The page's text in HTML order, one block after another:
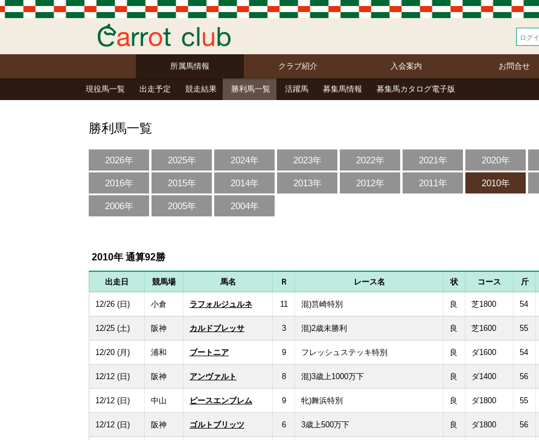
所属馬情報 クラブ紹介 入会案内 お問合せ
現役馬一覧 出走予定 競走結果 勝利馬一覧 活躍馬 募集馬情報 募集馬カタログ電子版
勝利馬一覧
2026年 2025年 2024年 2023年 2022年 2021年 2020年
2016年 2015年 2014年 2013年 2012年 2011年 2010年
2006年 2005年 2004年
2010年 通算92勝
出走日 競馬場 馬名 Ｒ レース名 状 コース 斤
12/26 (日) 小倉 ラフォルジュルネ 11 混)筥崎特別 良 芝1800 54
12/25 (土) 阪神 カルドブレッサ 3 混)2歳未勝利 良 芝1600 55
12/20 (月) 浦和 ブートニア 9 フレッシュステッキ特別 良 ダ1600 54
12/12 (日) 阪神 アンヴァルト 8 混)3歳上1000万下 良 ダ1400 56
12/12 (日) 中山 ピースエンブレム 9 牝)舞浜特別 良 ダ1800 55
12/12 (日) 阪神 ゴルトブリッツ 6 3歳上500万下 良 ダ1800 56